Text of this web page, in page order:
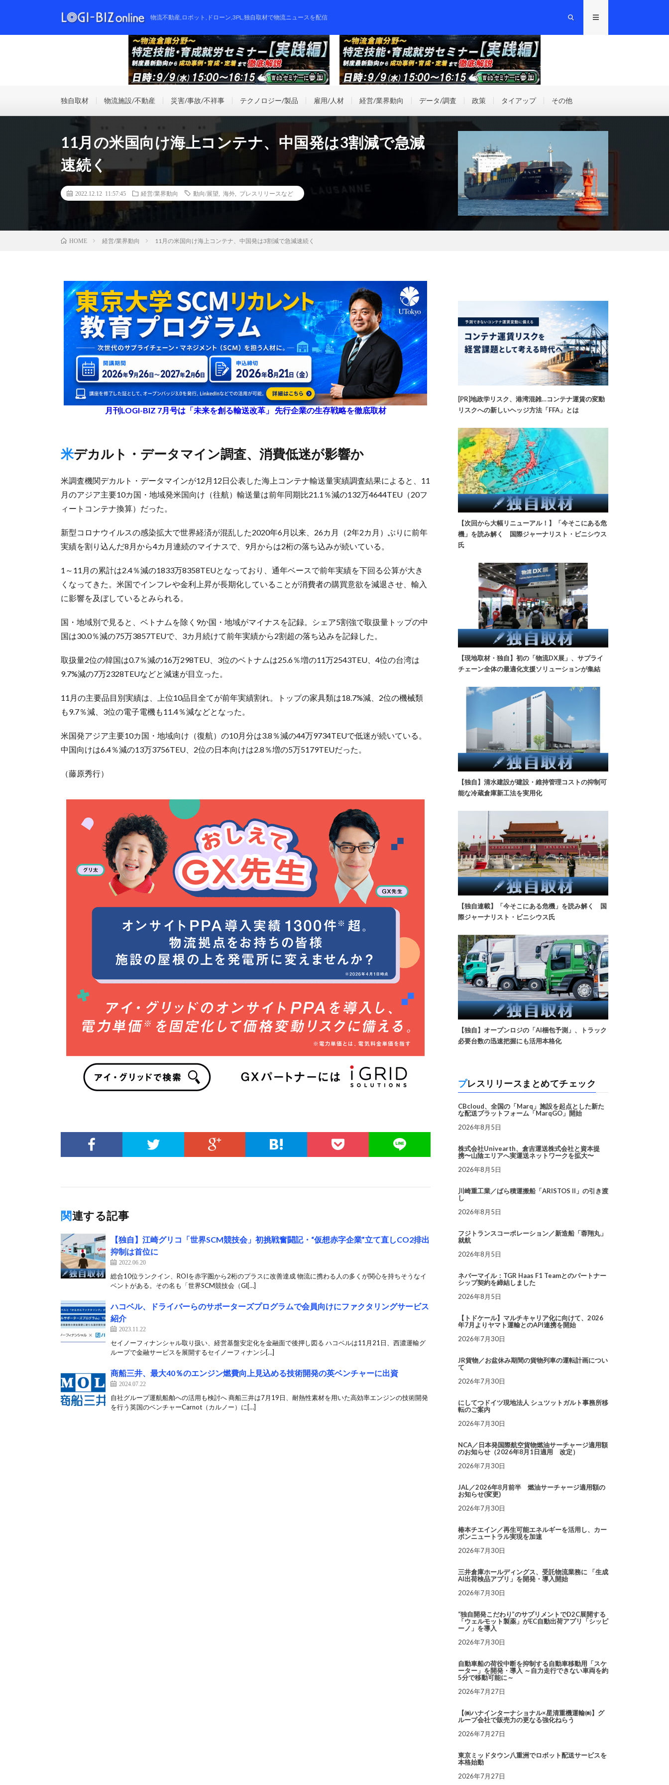
物流不動産,ロボット,ドローン,3PL,独自取材で物流ニュースを配信
独自取材 物流施設/不動産 災害/事故/不祥事 テクノロジー/製品 雇用/人材 経営/業界動向 データ/調査 政策 タイアップ その他
11月の米国向け海上コンテナ、中国発は3割減で急減
速続く
2022.12.12 11:57:45 経営/業界動向 動向/展望 海外 プレスリリースなど
HOME 経営/業界動向 11月の米国向け海上コンテナ、中国発は3割減で急減速続く
月刊LOGI-BIZ 7月号は「未来を創る輸送改革」 先行企業の生存戦略を徹底取材
米デカルト・データマイン調査、消費低迷が影響か
米調査機関デカルト・データマインが12月12日公表した海上コンテナ輸送量実績調査結果によると、11
月のアジア主要10カ国・地域発米国向け（往航）輸送量は前年同期比21.1％減の132万4644TEU（20フ
ィートコンテナ換算）だった。
新型コロナウイルスの感染拡大で世界経済が混乱した2020年6月以来、26カ月（2年2カ月）ぶりに前年
実績を割り込んだ8月から4カ月連続のマイナスで、9月からは2桁の落ち込みが続いている。
1～11月の累計は2.4％減の1833万8358TEUとなっており、通年ベースで前年実績を下回る公算が大き
くなってきた。米国でインフレや金利上昇が長期化していることが消費者の購買意欲を減退させ、輸入
に影響を及ぼしているとみられる。
国・地域別で見ると、ベトナムを除く9か国・地域がマイナスを記録。シェア5割強で取扱量トップの中
国は30.0％減の75万3857TEUで、3カ月続けて前年実績から2割超の落ち込みを記録した。
取扱量2位の韓国は0.7％減の16万298TEU、3位のベトナムは25.6％増の11万2543TEU、4位の台湾は
9.7%減の7万2328TEUなどと減速が目立った。
11月の主要品目別実績は、上位10品目全てが前年実績割れ。トップの家具類は18.7%減、2位の機械類
も9.7％減、3位の電子電機も11.4％減などとなった。
米国発アジア主要10カ国・地域向け（復航）の10月分は3.8％減の44万9734TEUで低迷が続いている。
中国向けは6.4％減の13万3756TEU、2位の日本向けは2.8％増の5万5179TEUだった。
（藤原秀行）
関連する記事
【独自】江崎グリコ「世界SCM競技会」初挑戦奮闘記・“仮想赤字企業”立て直しCO2排出
抑制は首位に
2022.06.20
総合10位ランクイン、ROIを赤字圏から2桁のプラスに改善達成 物流に携わる人の多くが関心を持ちそうなイ
ベントがある。その名も「世界SCM競技会（Gl[…]
ハコベル、ドライバーらのサポーターズプログラムで会員向けにファクタリングサービス
紹介
2023.11.22
セイノーフィナンシャル取り扱い、経営基盤安定化を金融面で後押し図る ハコベルは11月21日、西濃運輸グ
ループで金融サービスを展開するセイノーフィナンシ[…]
商船三井、最大40％のエンジン燃費向上見込める技術開発の英ベンチャーに出資
2024.07.22
自社グループ運航船舶への活用も検討へ 商船三井は7月19日、耐熱性素材を用いた高効率エンジンの技術開発
を行う英国のベンチャーCarnot（カルノー）に[…]
[PR]地政学リスク、港湾混雑…コンテナ運賃の変動
リスクへの新しいヘッジ方法「FFA」とは
【次回から大幅リニューアル！】「今そこにある危
機」を読み解く 国際ジャーナリスト・ビニシウス
氏
【現地取材・独自】初の「物流DX展」、サプライ
チェーン全体の最適化支援ソリューションが集結
【独自】清水建設が建設・維持管理コストの抑制可
能な冷蔵倉庫新工法を実用化
【独自連載】「今そこにある危機」を読み解く 国
際ジャーナリスト・ビニシウス氏
【独自】オープンロジの「AI梱包予測」、トラック
必要台数の迅速把握にも活用本格化
プレスリリースまとめてチェック
CBcloud、全国の「Marq」施設を起点とした新た
な配送プラットフォーム「MarqGO」開始
2026年8月5日
株式会社Univearth、倉吉運送株式会社と資本提
携〜山陰エリアへ実運送ネットワークを拡大〜
2026年8月5日
川崎重工業／ばら積運搬船「ARISTOS II」の引き渡
し
2026年8月5日
フジトランスコーポレーション／新造船「蓉翔丸」
就航
2026年8月5日
ネバーマイル：TGR Haas F1 Teamとのパートナー
シップ契約を締結しました
2026年8月5日
【トドケール】マルチキャリア化に向けて、2026
年7月よりヤマト運輸とのAPI連携を開始
2026年7月30日
JR貨物／お盆休み期間の貨物列車の運転計画につい
て
2026年7月30日
にしてつドイツ現地法人 シュツットガルト事務所移
転のご案内
2026年7月30日
NCA／日本発国際航空貨物燃油サーチャージ適用額
のお知らせ（2026年8月1日適用 改定）
2026年7月30日
JAL／2026年8月前半 燃油サーチャージ適用額の
お知らせ(変更)
2026年7月30日
椿本チエイン／再生可能エネルギーを活用し、カー
ボンニュートラル実現を加速
2026年7月30日
三井倉庫ホールディングス、受託物流業務に 「生成
AI出荷検品アプリ」を開発・導入開始
2026年7月30日
“独自開発こだわり”のサプリメントでD2C展開する
「ウェルモット製薬」がEC自動出荷アプリ「シッピ
ーノ」を導入
2026年7月30日
自動車船の荷役中断を抑制する自動車移動用「スケ
ーター」を開発・導入 ～自力走行できない車両を約
5分で移動可能に～
2026年7月27日
【㈱ハナインターナショナル×星清重機運輸㈱】グ
ループ会社で販売力の更なる強化ねらう
2026年7月27日
東京ミッドタウン八重洲でロボット配送サービスを
本格始動
2026年7月27日